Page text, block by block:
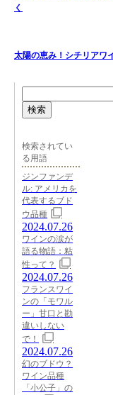
く
太陽の恵み！シチリアワ
検索
検索されてい
る用語
ジンファンデ
ル: アメリカを
代表するブド
ウ品種
2024.07.26
ワインの涙が
語る物語：粘
性って？
2024.07.26
フランスワイ
ンの「モワル
ー」甘口と勘
違いしない
で！
2024.07.26
幻のブドウ？
ワイン品種
「小公子」の